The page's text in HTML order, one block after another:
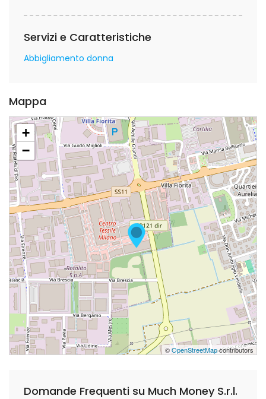
Servizi e Caratteristiche
Abbigliamento donna
Mappa
+
−
©OpenStreetMapcontributors
Domande Frequenti su Much Money S.r.l.